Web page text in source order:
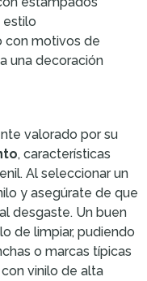
estilo
con motivos de
una decoración
valorado por su
, características
Al seleccionar un
y asegúrate de que
desgaste. Un buen
de limpiar, pudiendo
o marcas típicas
vinilo de alta